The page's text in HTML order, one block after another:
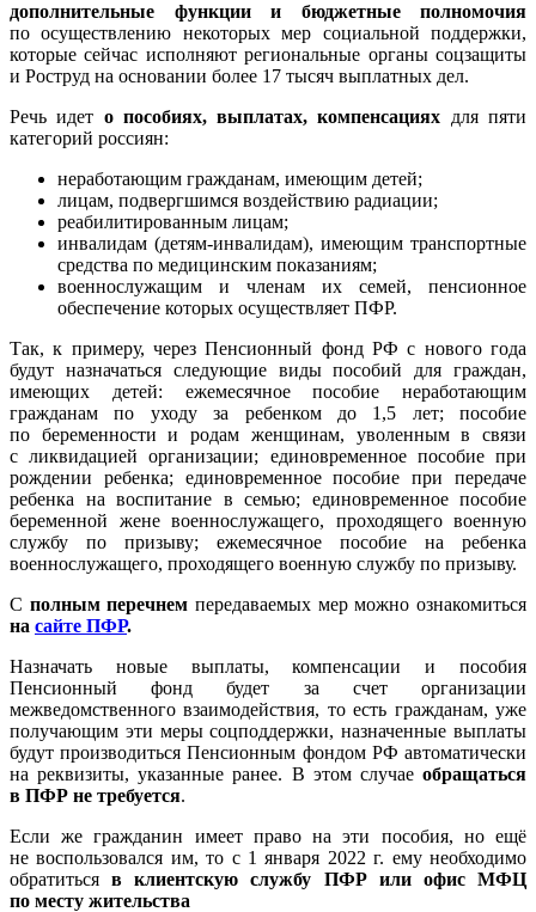
дополнительные функции и бюджетные полномочия
по осуществлению некоторых мер социальной поддержки,
которые сейчас исполняют региональные органы соцзащиты
и Роструд на основании более 17 тысяч выплатных дел.
Речь идет о пособиях, выплатах, компенсациях для пяти
категорий россиян:
неработающим гражданам, имеющим детей;
лицам, подвергшимся воздействию радиации;
реабилитированным лицам;
инвалидам (детям-инвалидам), имеющим транспортные
средства по медицинским показаниям;
военнослужащим и членам их семей, пенсионное
обеспечение которых осуществляет ПФР.
Так, к примеру, через Пенсионный фонд РФ с нового года
будут назначаться следующие виды пособий для граждан,
имеющих детей: ежемесячное пособие неработающим
гражданам по уходу за ребенком до 1,5 лет; пособие
по беременности и родам женщинам, уволенным в связи
с ликвидацией организации; единовременное пособие при
рождении ребенка; единовременное пособие при передаче
ребенка на воспитание в семью; единовременное пособие
беременной жене военнослужащего, проходящего военную
службу по призыву; ежемесячное пособие на ребенка
военнослужащего, проходящего военную службу по призыву.
С полным перечнем передаваемых мер можно ознакомиться
на сайте ПФР.
Назначать новые выплаты, компенсации и пособия
Пенсионный фонд будет за счет организации
межведомственного взаимодействия, то есть гражданам, уже
получающим эти меры соцподдержки, назначенные выплаты
будут производиться Пенсионным фондом РФ автоматически
на реквизиты, указанные ранее. В этом случае обращаться
в ПФР не требуется.
Если же гражданин имеет право на эти пособия, но ещё
не воспользовался им, то с 1 января 2022 г. ему необходимо
обратитьсяв клиентскую службу ПФР или офис МФЦ
по месту жительства